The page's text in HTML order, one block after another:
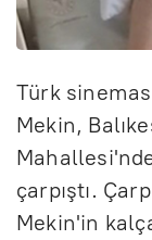
Türk
Mekin,
çarpıştı.
Mekin'in